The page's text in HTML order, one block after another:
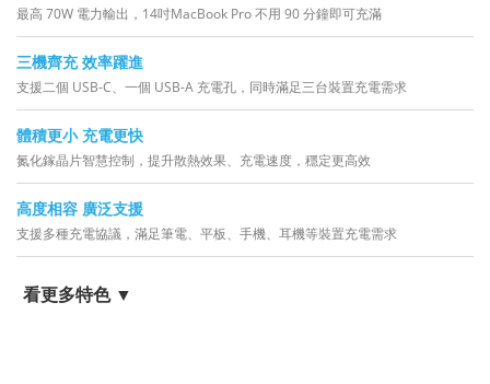
最高 70W 電力輸出，14吋MacBook Pro 不用 90 分鐘即可充滿
三機齊充 效率躍進
支援二個 USB-C、一個 USB-A 充電孔，同時滿足三台裝置充電需求
體積更小 充電更快
氮化鎵晶片智慧控制，提升散熱效果、充電速度，穩定更高效
高度相容 廣泛支援
支援多種充電協議，滿足筆電、平板、手機、耳機等裝置充電需求
看更多特色 ▼